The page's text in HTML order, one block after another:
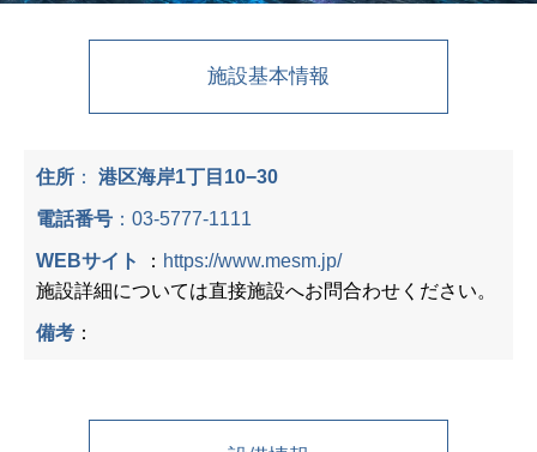
施設基本情報
住所 ： 港区海岸1丁目10−30
電話番号 ： 03-5777-1111
WEBサイト ： https://www.mesm.jp/
施設詳細については直接施設へお問合わせください。
備考 ：